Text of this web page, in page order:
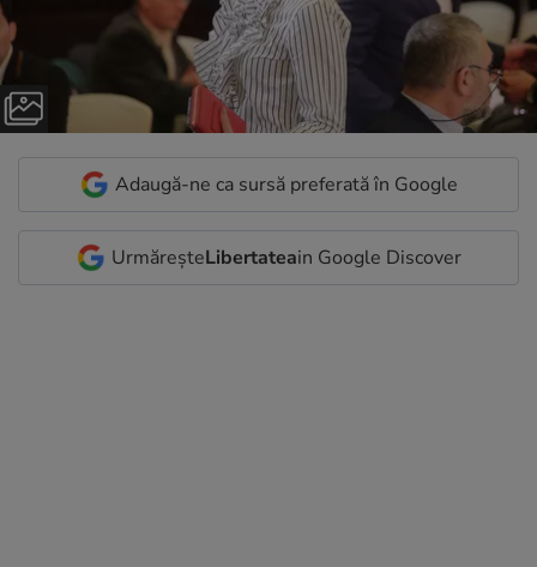
Adaugă-ne ca sursă preferată în Google
UrmăreșteLibertateain Google Discover